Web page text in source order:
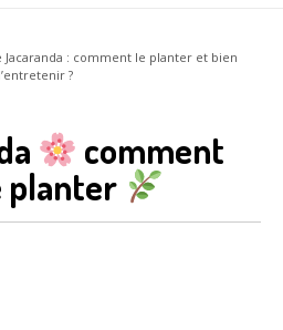
Jacaranda : comment le planter et bien
l’entretenir ?
comment
planter